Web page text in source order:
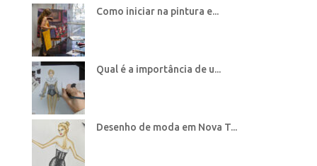
Como iniciar na pintura e...
Qual é a importância de u...
Desenho de moda em Nova T...